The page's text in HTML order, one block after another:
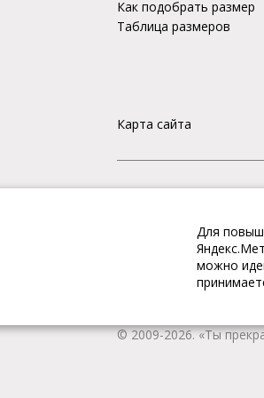
Как подобрать размер
Таблица размеров
Карта сайта
Интернет магазин
одежду и обувь, Вы
качественную и
наличии всегда
© 2009-2026. «Ты
Для
можно